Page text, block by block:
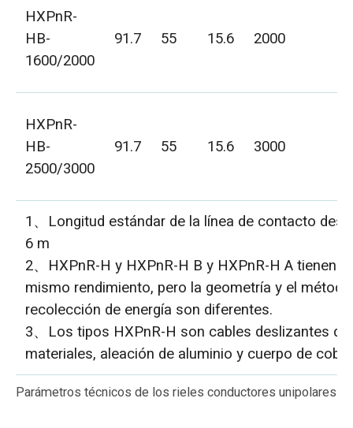
HXPnR-
HB-
1600/2000
91.7 55 15.6 2000
HXPnR-
HB-
2500/3000
91.7 55 15.6 3000
1、Longitud estándar de la línea de contacto
6 m
2、HXPnR-H y HXPnR-H B y HXPnR-H A tienen el
mismo rendimiento, pero la geometría y el
recolección de energía son diferentes.
3、Los tipos HXPnR-H son cables deslizantes
materiales, aleación de aluminio y cuerpo de
Parámetros técnicos de los rieles conductores unipolares